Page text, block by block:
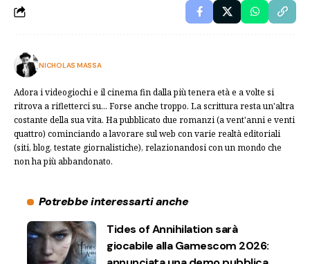
NICHOLAS MASSA
Adora i videogiochi e il cinema fin dalla più tenera età e a volte si
ritrova a rifletterci su... Forse anche troppo. La scrittura resta un'altra
costante della sua vita. Ha pubblicato due romanzi (a vent'anni e venti
quattro) cominciando a lavorare sul web con varie realtà editoriali
(siti, blog, testate giornalistiche), relazionandosi con un mondo che
non ha più abbandonato.
Potrebbe interessarti anche
Tides of Annihilation sarà
giocabile alla Gamescom 2026: